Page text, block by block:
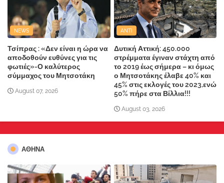
NEWS
Τσίπρας : «Δεν είναι η ώρα να
αποδοθούν ευθύνες για τις
φωτιές»-Ο καλύτερος
σύμμαχος του Μητσοτάκη
August 07, 2026
ANTI
Δυτική Αττική: 450.000
στρέμματα έγιναν στάχτη από
το 2019 έως σήμερα – κι όμως
ο Μητσοτάκης έλαβε 40% και
45% στις εκλογές του 2023,ενώ
50% πήρε στα Βίλλια!!!
August 03, 2026
ΑΘΗΝΑ